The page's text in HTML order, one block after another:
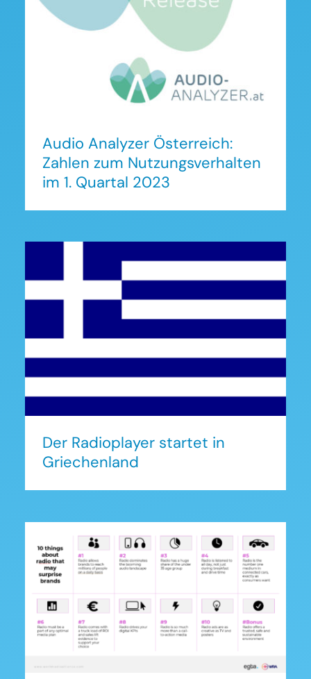
Nutzungsverhalten im 1.
Quartal 2023
Audio Analyzer Österreich:
Zahlen zum Nutzungsverhalten
im 1. Quartal 2023
Griechenland
Der Radioplayer startet in
Griechenland
„10 things about radio that
may suprise brands“